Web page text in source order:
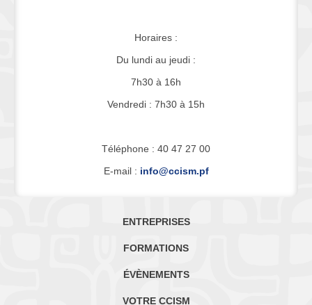
Horaires :
Du lundi au jeudi :
7h30 à 16h
Vendredi : 7h30 à 15h
Téléphone : 40 47 27 00
E-mail : info@ccism.pf
ENTREPRISES
FORMATIONS
ÉVÈNEMENTS
VOTRE CCISM